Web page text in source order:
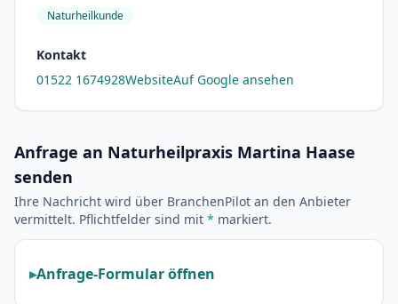
Naturheilkunde
Kontakt
01522 1674928WebsiteAuf Google ansehen
Anfrage an Naturheilpraxis Martina Haase
senden
Ihre Nachricht wird über BranchenPilot an den Anbieter
vermittelt. Pflichtfelder sind mit * markiert.
Anfrage-Formular öffnen